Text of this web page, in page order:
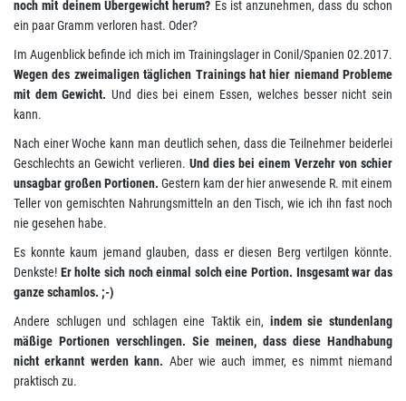
noch mit deinem Übergewicht herum? Es ist anzunehmen, dass du schon
ein paar Gramm verloren hast. Oder?
Im Augenblick befinde ich mich im Trainingslager in Conil/Spanien 02.2017.
Wegen des zweimaligen täglichen Trainings hat hier niemand Probleme
mit dem Gewicht. Und dies bei einem Essen, welches besser nicht sein
kann.
Nach einer Woche kann man deutlich sehen, dass die Teilnehmer beiderlei
Geschlechts an Gewicht verlieren. Und dies bei einem Verzehr von schier
unsagbar großen Portionen. Gestern kam der hier anwesende R. mit einem
Teller von gemischten Nahrungsmitteln an den Tisch, wie ich ihn fast noch
nie gesehen habe.
Es konnte kaum jemand glauben, dass er diesen Berg vertilgen könnte.
Denkste! Er holte sich noch einmal solch eine Portion. Insgesamt war das
ganze schamlos. ;-)
Andere schlugen und schlagen eine Taktik ein, indem sie stundenlang
mäßige Portionen verschlingen. Sie meinen, dass diese Handhabung
nicht erkannt werden kann. Aber wie auch immer, es nimmt niemand
praktisch zu.